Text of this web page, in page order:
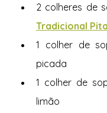
2 colheres de
Tradicional
1 colher de
picada
1 colher de
limão